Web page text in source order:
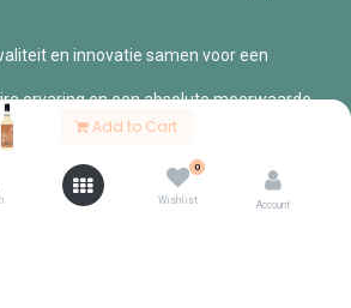
Add to Cart
0
Wishlist Account
en innovatie samen voor een
ervaring en een absolute meerwaarde